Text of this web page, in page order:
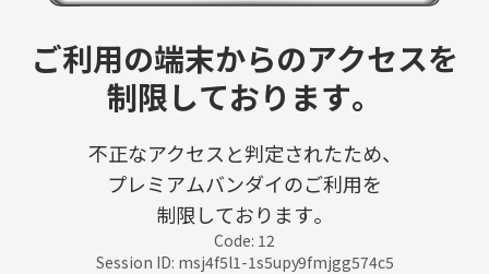
ご利用の端末からのアクセスを
制限しております。
不正なアクセスと判定されたため、
プレミアムバンダイのご利用を
制限しております。
Code: 12
Session ID: msj4f5l1-1s5upy9fmjgg574c5